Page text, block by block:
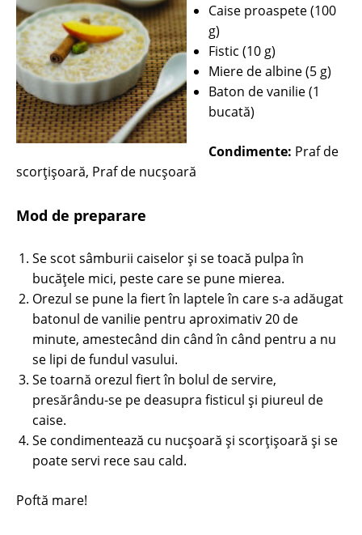
Caise proaspete (100
g)
Fistic (10 g)
Miere de albine (5 g)
Baton de vanilie (1
bucată)
Condimente: Praf de
scorţişoară, Praf de nucşoară
Mod de preparare
Se scot sâmburii caiselor şi se toacă pulpa în
bucăţele mici, peste care se pune mierea.
Orezul se pune la fiert în laptele în care s-a adăugat
batonul de vanilie pentru aproximativ 20 de
minute, amestecând din când în când pentru a nu
se lipi de fundul vasului.
Se toarnă orezul fiert în bolul de servire,
presărându-se pe deasupra fisticul şi piureul de
caise.
Se condimentează cu nucşoară şi scorţişoară şi se
poate servi rece sau cald.
Poftă mare!